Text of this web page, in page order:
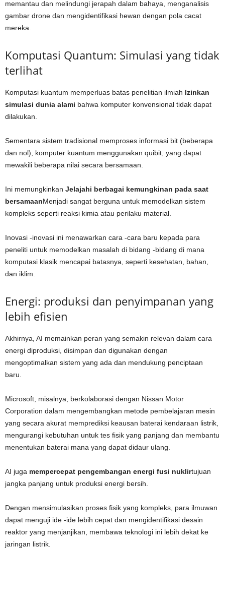
memantau dan melindungi jerapah dalam bahaya, menganalisis
gambar drone dan mengidentifikasi hewan dengan pola cacat
mereka.
Komputasi Quantum: Simulasi yang tidak
terlihat
Komputasi kuantum memperluas batas penelitian ilmiah Izinkan
simulasi dunia alami bahwa komputer konvensional tidak dapat
dilakukan.
Sementara sistem tradisional memproses informasi bit (beberapa
dan nol), komputer kuantum menggunakan quibit, yang dapat
mewakili beberapa nilai secara bersamaan.
Ini memungkinkan Jelajahi berbagai kemungkinan pada saat
bersamaanMenjadi sangat berguna untuk memodelkan sistem
kompleks seperti reaksi kimia atau perilaku material.
Inovasi -inovasi ini menawarkan cara -cara baru kepada para
peneliti untuk memodelkan masalah di bidang -bidang di mana
komputasi klasik mencapai batasnya, seperti kesehatan, bahan,
dan iklim.
Energi: produksi dan penyimpanan yang
lebih efisien
Akhirnya, AI memainkan peran yang semakin relevan dalam cara
energi diproduksi, disimpan dan digunakan dengan
mengoptimalkan sistem yang ada dan mendukung penciptaan
baru.
Microsoft, misalnya, berkolaborasi dengan Nissan Motor
Corporation dalam mengembangkan metode pembelajaran mesin
yang secara akurat memprediksi keausan baterai kendaraan listrik,
mengurangi kebutuhan untuk tes fisik yang panjang dan membantu
menentukan baterai mana yang dapat didaur ulang.
AI juga mempercepat pengembangan energi fusi nuklirtujuan
jangka panjang untuk produksi energi bersih.
Dengan mensimulasikan proses fisik yang kompleks, para ilmuwan
dapat menguji ide -ide lebih cepat dan mengidentifikasi desain
reaktor yang menjanjikan, membawa teknologi ini lebih dekat ke
jaringan listrik.